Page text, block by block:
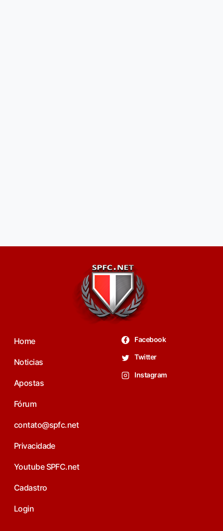
Home
Noticias
Apostas
Fórum
contato@spfc.net
Privacidade
Youtube SPFC.net
Cadastro
Login
Facebook
Twitter
Instagram